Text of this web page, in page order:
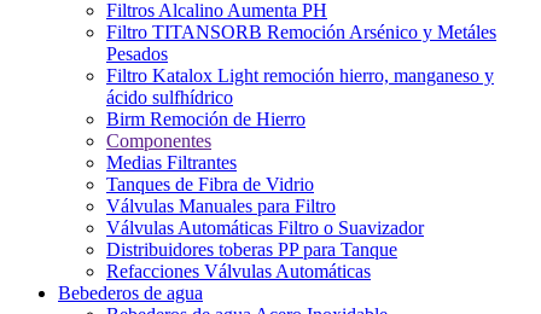
Filtros Alcalino Aumenta PH
Filtro TITANSORB Remoción Arsénico y Metáles
Pesados
Filtro Katalox Light remoción hierro, manganeso y
ácido sulfhídrico
Birm Remoción de Hierro
Componentes
Medias Filtrantes
Tanques de Fibra de Vidrio
Válvulas Manuales para Filtro
Válvulas Automáticas Filtro o Suavizador
Distribuidores toberas PP para Tanque
Refacciones Válvulas Automáticas
Bebederos de agua